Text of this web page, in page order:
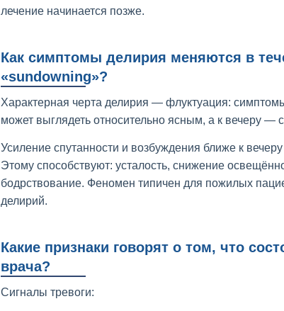
лечение начинается позже.
Как симптомы делирия меняются в
«sundowning»?
Характерная черта делирия — флуктуация:
может выглядеть относительно ясным, а к вечеру —
Усиление спутанности и возбуждения ближе к
Этому способствуют: усталость, снижение
бодрствование. Феномен типичен для пожилых
делирий.
Какие признаки говорят о том, что
врача?
Сигналы тревоги: